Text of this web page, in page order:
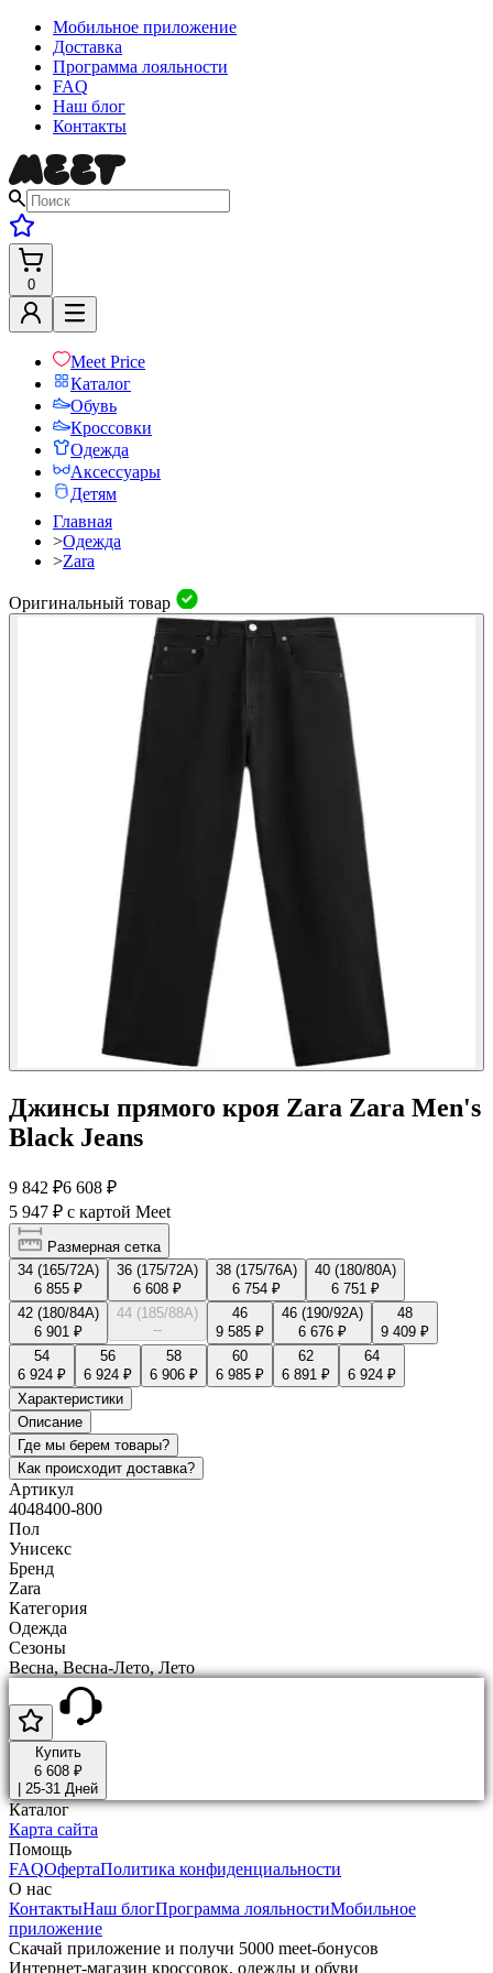
Мобильное приложение
Доставка
Программа лояльности
FAQ
Наш блог
Контакты
0
Meet Price
Каталог
Обувь
Кроссовки
Одежда
Аксессуары
Детям
Главная
>Одежда
>Zara
Оригинальный товар
Джинсы прямого кроя Zara Zara Men's
Black Jeans
9 842 ₽6 608 ₽
5 947 ₽ с картой Meet
Размерная сетка
34 (165/72A)
6 855 ₽
36 (175/72A)
6 608 ₽
38 (175/76A)
6 754 ₽
40 (180/80A)
6 751 ₽
42 (180/84A)
6 901 ₽
44 (185/88A)
--
46
9 585 ₽
46 (190/92A)
6 676 ₽
48
9 409 ₽
54
6 924 ₽
56
6 924 ₽
58
6 906 ₽
60
6 985 ₽
62
6 891 ₽
64
6 924 ₽
Характеристики
Описание
Где мы берем товары?
Как происходит доставка?
Артикул
4048400-800
Пол
Унисекс
Бренд
Zara
Категория
Одежда
Сезоны
Весна, Весна-Лето, Лето
Купить
6 608 ₽
25-31 Дней
Каталог
Карта сайта
Помощь
FAQОфертаПолитика конфиденциальности
О нас
КонтактыНаш блогПрограмма лояльностиМобильное
приложение
Скачай приложение и получи 5000 meet-бонусов
Интернет-магазин кроссовок, одежды и обуви